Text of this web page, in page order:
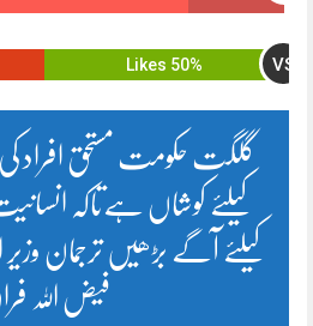
50% Likes VS
گلگت حکومت مستحق افراد کی
کیلئے کوشاں ہےتاکہ
کیلئے آگے بڑھیں ترجمان
فیض اللہ